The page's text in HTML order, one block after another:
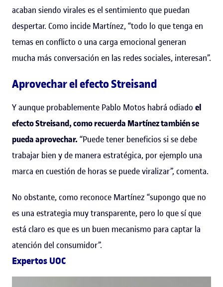
acaban siendo virales es el sentimiento que puedan
despertar. Como incide Martínez, “todo lo que tenga en
temas en conflicto o una carga emocional generan
mucha más conversación en las redes sociales, interesan”.
Aprovechar el efecto Streisand
Y aunque probablemente Pablo Motos habrá odiado el
efecto Streisand, como recuerda Martínez también se
pueda aprovechar. “Puede tener beneficios si se debe
trabajar bien y de manera estratégica, por ejemplo una
marca en cuestión de horas se puede viralizar”, comenta.
No obstante, como reconoce Martínez “supongo que no
es una estrategia muy transparente, pero lo que sí que
está claro es que es un buen mecanismo para captar la
atención del consumidor”.
Expertos UOC